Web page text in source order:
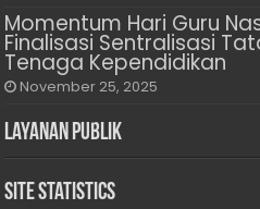
Momentum Hari Guru
Finalisasi Sentralisasi
Tenaga Kependidikan
November 25, 2025
Layanan Publik
Site Statistics